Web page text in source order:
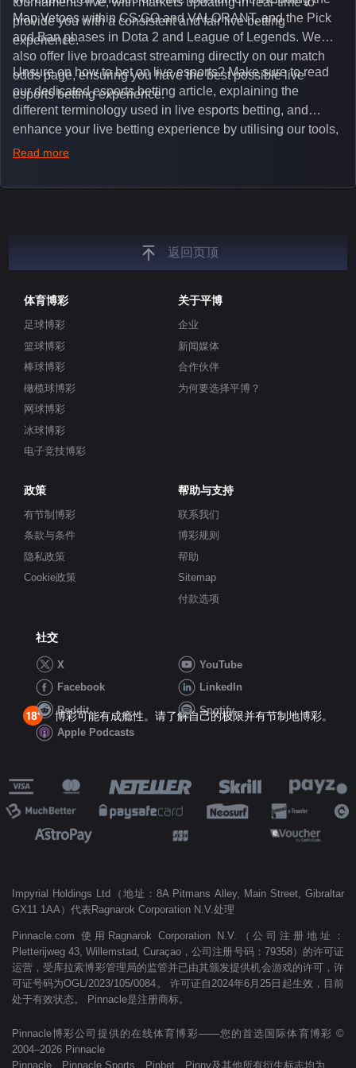
provide you with a consistent and fair live betting
experience.
Map Vetoes within CS:GO and VALORANT, and the Pick
and Ban phases in Dota 2 and League of Legends. We
also offer live broadcast streaming directly on our match
odds page, ensuring you have the best possible live
esports betting experience.
Unsure on how to bet on live esports? Make sure to read
our dedicated esports betting article, explaining the
different terminology used in live esports betting, and
enhance your live betting experience by utilising our tools,
such as integrated live broadcasts, match and round
unique insights on the latest esports events.
Read more
返回页顶
体育博彩
足球博彩
篮球博彩
棒球博彩
橄榄球博彩
网球博彩
冰球博彩
电子竞技博彩
关于平博
企业
新闻媒体
合作伙伴
为何要选择平博？
政策
有节制博彩
条款与条件
隐私政策
Cookie政策
帮助与支持
联系我们
博彩规则
帮助
Sitemap
付款选项
社交
X
YouTube
Facebook
LinkedIn
Reddit
Spotify
Apple Podcasts
博彩可能有成瘾性。请了解自己的极限并有节制地博彩。
Impyrial Holdings Ltd（地址：8A Pitmans Alley, Main Street, Gibraltar
GX11 1AA）代表Ragnarok Corporation N.V.处理
Pinnacle.com 使用Ragnarok Corporation N.V.（公司注册地址：
Pletterijweg 43, Willemstad, Curaçao，公司注册号码：79358）的许可证
运营，受库拉索博彩管理局的监管并已由其颁发提供机会游戏的许可，许
可证号码为OGL/2023/105/0084。 许可证自2024年6月25日起生效，目前
处于有效状态。 Pinnacle是注册商标。
Pinnacle博彩公司提供的在线体育博彩——您的首选国际体育博彩 ©
2004–2026 Pinnacle
Pinnacle、Pinnacle Sports、Pinbet、Pinny及其他所有衍生标志均为